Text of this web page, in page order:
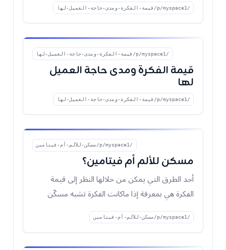
/p/myspace1/قيمة-الفكرة-ومدى-حاجة-العميل-لها
/p/myspace1/قيمة-الفكرة-ومدى-حاجة-العميل-لها
قيمة الفكرة ومدى حاجة العميل
لها
/p/myspace1/قيمة-الفكرة-ومدى-حاجة-العميل-لها
/p/myspace1/مسكن-للألم-أم-فيتامين
مسكن للألم أم فيتامين؟
أحد الطرق التي يمكن من خلالها النظر إلى قيمة
الفكرة هي بمعرفة إذا ماكانت الفكرة تشبه مسكّن
الألم (Pa
/p/myspace1/مسكن-للألم-أم-فيتامين